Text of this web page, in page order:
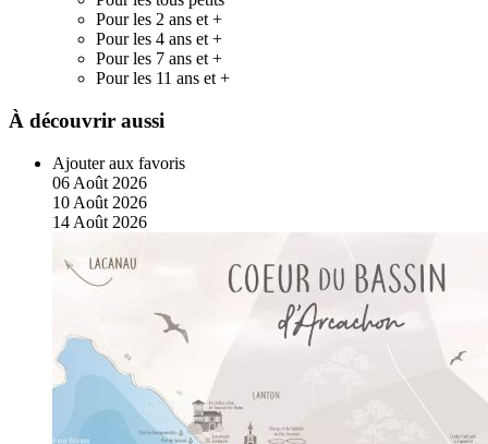
Pour les 2 ans et +
Pour les 4 ans et +
Pour les 7 ans et +
Pour les 11 ans et +
À découvrir aussi
Ajouter aux favoris
06 Août 2026
10 Août 2026
14 Août 2026